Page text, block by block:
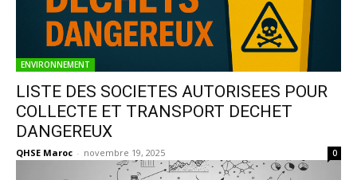
ENVIRONNEMENT
LISTE DES SOCIETES AUTORISEES POUR
COLLECTE ET TRANSPORT DECHET
DANGEREUX
QHSE Maroc - novembre 19, 2025 0